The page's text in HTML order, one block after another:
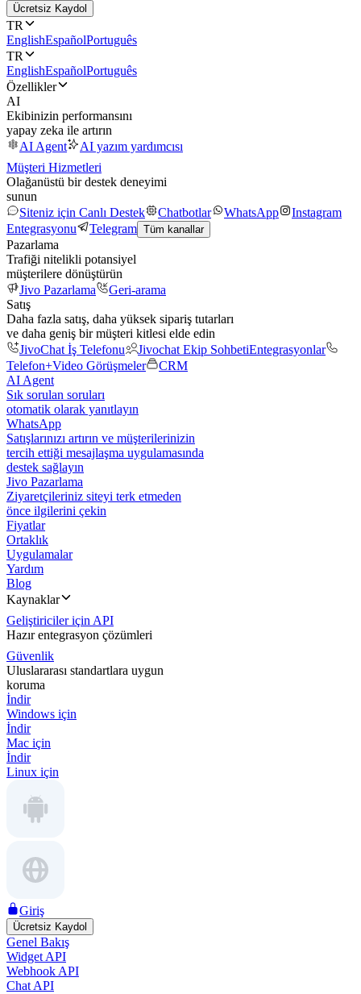
Ücretsiz Kaydol
TR
EnglishEspañolPortuguês
TR
EnglishEspañolPortuguês
Özellikler
AI
Ekibinizin performansını
yapay zeka ile artırın
AI Agent
AI yazım yardımcısı
Müşteri Hizmetleri
Olağanüstü bir destek deneyimi
sunun
Siteniz için Canlı Destek
Chatbotlar WhatsApp
Instagram
Entegrasyonu
Telegram Tüm kanallar
Pazarlama
Trafiği nitelikli potansiyel
müşterilere dönüştürün
Jivo Pazarlama
Geri-arama
Satış
Daha fazla satış, daha yüksek sipariş tutarları
ve daha geniş bir müşteri kitlesi elde edin
JivoChat İş Telefonu
Jivochat Ekip SohbetiEntegrasyonlar
Telefon+Video Görüşmeler
CRM
AI Agent
Sık sorulan soruları
otomatik olarak yanıtlayın
WhatsApp
Satışlarınızı artırın ve müşterilerinizin
tercih ettiği mesajlaşma uygulamasında
destek sağlayın
Jivo Pazarlama
Ziyaretçileriniz siteyi terk etmeden
önce ilgilerini çekin
Fiyatlar
Ortaklık
Uygulamalar
Yardım
Blog
Kaynaklar
Geliştiriciler için API
Hazır entegrasyon çözümleri
Güvenlik
Uluslararası standartlara uygun
koruma
İndir
Windows için
İndir
Mac için
İndir
Linux için
Giriş
Ücretsiz Kaydol
Genel Bakış
Widget API
Webhook API
Chat API